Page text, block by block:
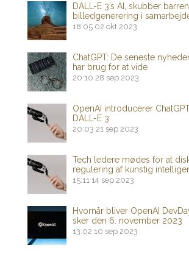
DALL-E 3’s AI, skubber
billedgenerering i
18:05 02 okt 2023
ChatGPT: De seneste
har brug for at vide
20:10 28 sep 2023
OpenAI introducerer
DALL-E 3
20:03 21 sep 2023
Tech ledere mødes for at
regulering af kunstig
15:11 14 sep 2023
Hvornår bliver OpenAI
sker den 6. november 2023
13:02 10 sep 2023